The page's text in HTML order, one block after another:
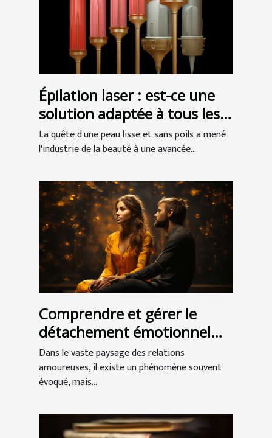
Épilation laser : est-ce une
solution adaptée à tous les
types de peau ?
La quête d'une peau lisse et sans poils a mené
l'industrie de la beauté à une avancée...
Comprendre et gérer le
détachement émotionnel
dans les relations
amoureuses
Dans le vaste paysage des relations
amoureuses, il existe un phénomène souvent
évoqué, mais...